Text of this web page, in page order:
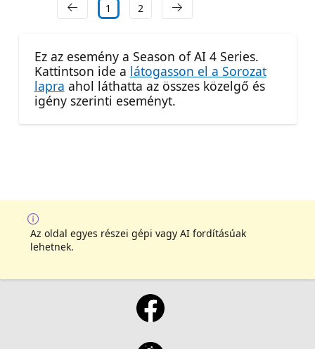
1 2
Ez az esemény a Season of AI 4 Series.
Kattintson ide a látogasson el a Sorozat
lapra ahol láthatta az összes közelgő és
igény szerinti eseményt.
Az oldal egyes részei gépi vagy AI fordításúak
lehetnek.